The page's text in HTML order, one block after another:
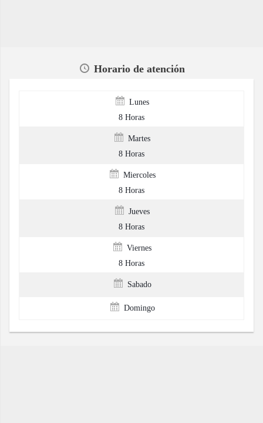
Horario de atención
Lunes
8 Horas
Martes
8 Horas
Miercoles
8 Horas
Jueves
8 Horas
Viernes
8 Horas
Sabado
Domingo